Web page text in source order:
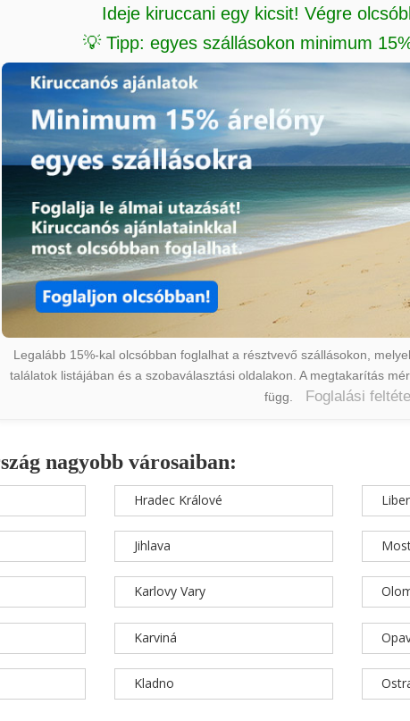
Ideje kiruccani egy kicsit! Végre
💡 Tipp: egyes szállásokon minimum
Legalább 15%-kal olcsóbban foglalhat a résztvevő szállásokon,
találatok listájában és a szobaválasztási oldalakon. A megtakarítás
függ.
Foglalási
nagyobb városaiban:
Hradec Králové
Jihlava
Karlovy Vary
Karviná
Kladno